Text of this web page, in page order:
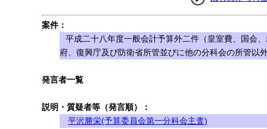
案件：
平成二十八年度一般会計予算外二件（皇室費、国会
府、復興庁及び防衛省所管並びに他の分科会の所管以
発言者一覧
説明・質疑者等（発言順）：
平沢勝栄(予算委員会第一分科会主査)